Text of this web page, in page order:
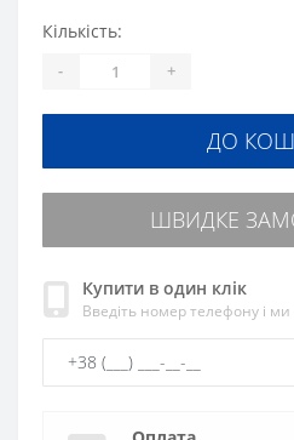
Кількість:
- +
ДО
ШВИДКЕ
Купити в один клік
Введіть номер телефону і